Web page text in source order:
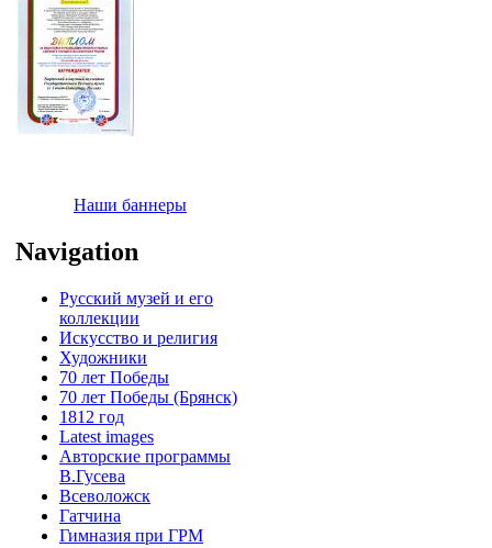
Наши баннеры
Navigation
Русский музей и его
коллекции
Искусство и религия
Художники
70 лет Победы
70 лет Победы (Брянск)
1812 год
Latest images
Авторские программы
В.Гусева
Всеволожск
Гатчина
Гимназия при ГРМ